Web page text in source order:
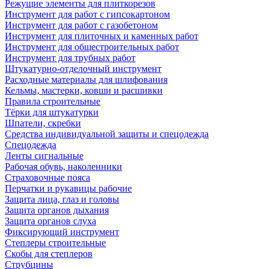
Режущие элементы для плиткорезов
Инструмент для работ с гипсокартоном
Инструмент для работ с газобетоном
Инструмент для плиточных и каменных работ
Инструмент для общестроительных работ
Инструмент для трубных работ
Штукатурно-отделочный инструмент
Расходные материалы для шлифования
Кельмы, мастерки, ковши и расшивки
Правила строительные
Тёрки для штукатурки
Шпатели, скребки
Средства индивидуальной защиты и спецодежда
Спецодежда
Ленты сигнальные
Рабочая обувь, наколенники
Страховочные пояса
Перчатки и рукавицы рабочие
Защита лица, глаз и головы
Защита органов дыхания
Защита органов слуха
Фиксирующий инструмент
Степлеры строительные
Скобы для степлеров
Струбцины